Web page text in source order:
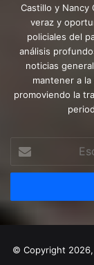
Castillo y Nancy
veraz y
policiales del
análisis
noticias
mantener a
promoviendo la
correo
© Copyright